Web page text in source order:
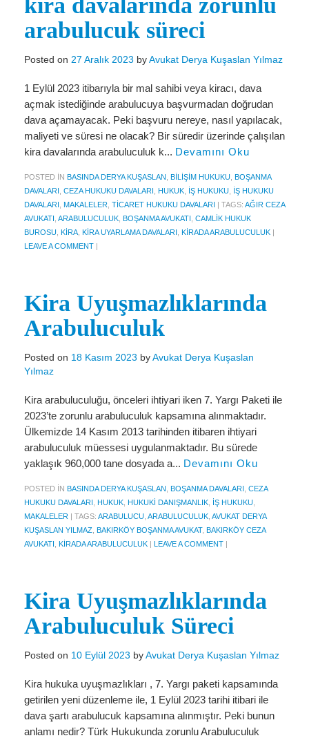
Miras Hukuku
İcra Ve İflas Hukuku
Gayrimenkul hukuku
Ticaret Hukuku
İdare ve Vergi Hukuku
Basında Derya Kuşaslan
HESAPLAMA ARAÇLARI
İhbar Tazminatı Hesaplama
Kıdem Tazminatı Hesaplama
Fazla Mesai Hesaplama
KVKK
KVKK Politikamız
Çerez ve Gizlilik Politikası
Aydınlatma Metni
KVKK Başvuru Formu
Bakırköy KVKK Avukatı
VİDEO
YASAL UYARI
kira davalarında zorunlu
arabulucuk süreci
Posted on 27 Aralık 2023 byAvukat Derya Kuşaslan Yılmaz
1 Eylül 2023 itibarıyla bir mal sahibi veya kiracı, dava
açmak istediğinde arabulucuya başvurmadan doğrudan
dava açamayacak. Peki başvuru nereye, nasıl yapılacak,
maliyeti ve süresi ne olacak? Bir süredir üzerinde çalışılan
kira davalarında arabuluculuk k... Devamını Oku
POSTED IN BASINDA DERYA KUŞASLAN BILIŞIM HUKUKU BOŞANMA
DAVALARI CEZA HUKUKU DAVALARI HUKUK İŞ HUKUKU İŞ HUKUKU
DAVALARI MAKALELER TICARET HUKUKU DAVALARI | TAGS: AĞIR CEZA
AVUKATI ARABULUCULUK BOŞANMA AVUKATI CAMLIK HUKUK
BUROSU KIRA KIRA UYARLAMA DAVALARI KIRADA ARABULUCULUK |
LEAVE A COMMENT |
Kira Uyuşmazlıklarında
Arabuluculuk
Posted on 18 Kasım 2023 byAvukat Derya Kuşaslan
Yılmaz
Kira arabuluculuğu, önceleri ihtiyari iken 7. Yargı Paketi ile
2023’te zorunlu arabuluculuk kapsamına alınmaktadır.
Ülkemizde 14 Kasım 2013 tarihinden itibaren ihtiyari
arabuluculuk müessesi uygulanmaktadır. Bu sürede
yaklaşık 960,000 tane dosyada a... Devamını Oku
POSTED IN BASINDA DERYA KUŞASLAN BOŞANMA DAVALARI CEZA
HUKUKU DAVALARI HUKUK HUKUKI DANIŞMANLIK İŞ HUKUKU
MAKALELER | TAGS: ARABULUCU ARABULUCULUK AVUKAT DERYA
KUŞASLAN YILMAZ BAKIRKÖY BOŞANMA AVUKAT, BAKIRKÖY CEZA
AVUKATI KIRADA ARABULUCULUK | LEAVE A COMMENT |
Kira Uyuşmazlıklarında
Arabuluculuk Süreci
Posted on 10 Eylül 2023 byAvukat Derya Kuşaslan Yılmaz
Kira hukuka uyuşmazlıkları , 7. Yargı paketi kapsamında
getirilen yeni düzenleme ile, 1 Eylül 2023 tarihi itibari ile
dava şartı arabulucuk kapsamına alınmıştır. Peki bunun
anlamı nedir? Türk Hukukunda zorunlu Arabuluculuk